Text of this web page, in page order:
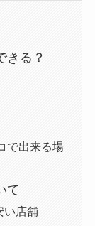
きる？
で出来る場
て
い店舗